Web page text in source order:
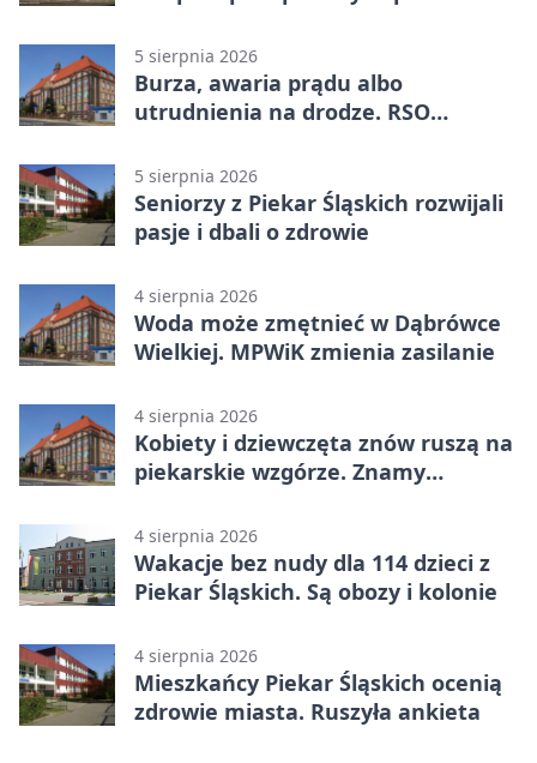
5 sierpnia 2026
Burza, awaria prądu albo
utrudnienia na drodze. RSO
5 sierpnia 2026
Seniorzy z Piekar Śląskich rozwijali
pasje i dbali o zdrowie
4 sierpnia 2026
Woda może zmętnieć w Dąbrówce
Wielkiej. MPWiK zmienia zasilanie
4 sierpnia 2026
Kobiety i dziewczęta znów ruszą na
piekarskie wzgórze. Znamy
4 sierpnia 2026
Wakacje bez nudy dla 114 dzieci z
Piekar Śląskich. Są obozy i kolonie
4 sierpnia 2026
Mieszkańcy Piekar Śląskich ocenią
zdrowie miasta. Ruszyła ankieta